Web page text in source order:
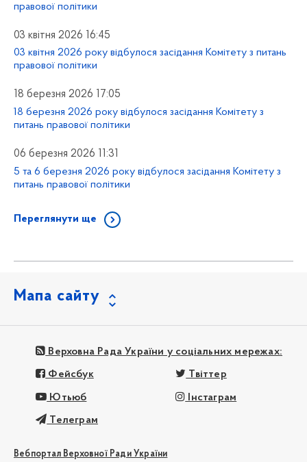
правової політики
03 квітня 2026 16:45
03 квітня 2026 року відбулося засідання Комітету з питань
правової політики
18 березня 2026 17:05
18 березня 2026 року відбулося засідання Комітету з
питань правової політики
06 березня 2026 11:31
5 та 6 березня 2026 року відбулося засідання Комітету з
питань правової політики
Переглянути ще
Мапа сайту
Верховна Рада України у соціальних мережах:
Фейсбук Твіттер
Ютьюб Інстаграм
Телеграм
Вебпортал Верховної Ради України